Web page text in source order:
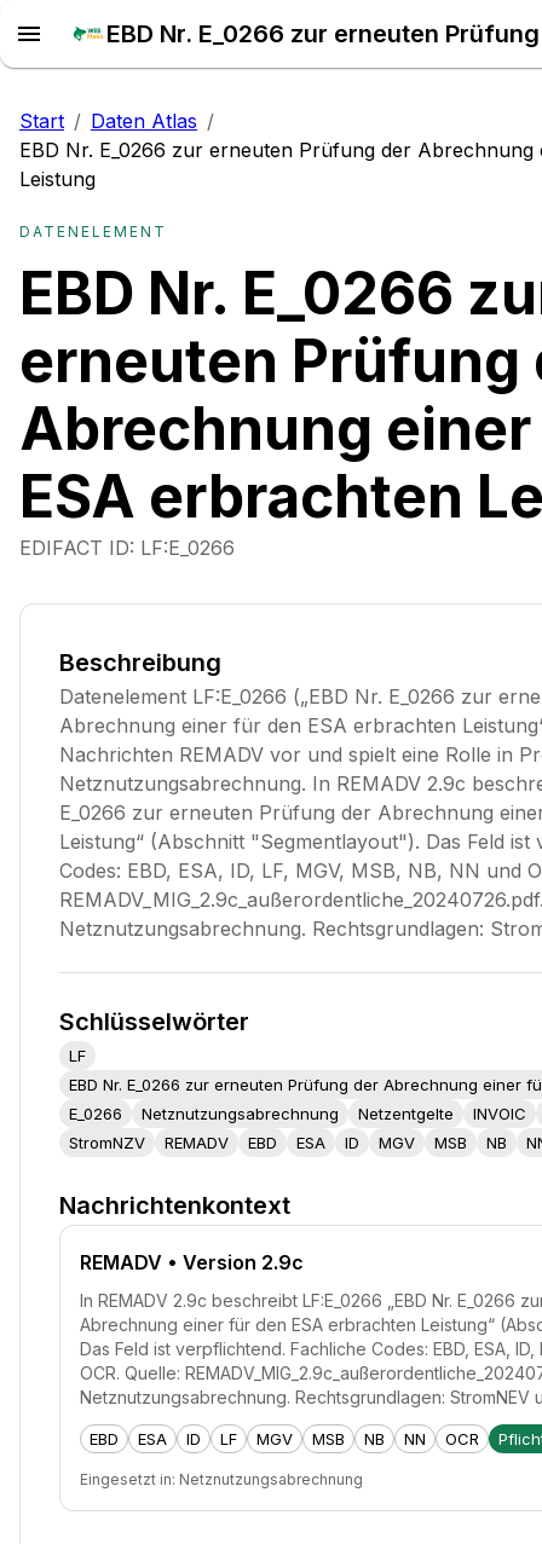
Start / Daten Atlas /
EBD Nr. E_0266 zur erneuten Prüfung der
Leistung
DATENELEMENT
EBD Nr. E_0266
erneuten Prüfung
Abrechnung
ESA erbrachten
EDIFACT ID: LF:E_0266
Beschreibung
Datenelement LF:E_0266 („EBD Nr. E_0266 zur
Abrechnung einer für den ESA erbrachten
Nachrichten REMADV vor und spielt eine Rolle in
Netznutzungsabrechnung. In REMADV 2.9c
E_0266 zur erneuten Prüfung der Abrechnung
Leistung“ (Abschnitt "Segmentlayout"). Das Feld
Codes: EBD, ESA, ID, LF, MGV, MSB, NB, NN und
Netznutzungsabrechnung. Rechtsgrundlagen:
Schlüsselwörter
LF
EBD Nr. E_0266 zur erneuten Prüfung der Abrechnung einer
E_0266
Netznutzungsabrechnung Netzentgelte
INVOIC
StromNZV
REMADV EBD ESA ID MGV MSB NB
Nachrichtenkontext
REMADV • Version 2.9c
In REMADV 2.9c beschreibt LF:E_0266 „EBD Nr. E_0266
Abrechnung einer für den ESA erbrachten Leistung“
Das Feld ist verpflichtend. Fachliche Codes: EBD, ESA, ID,
OCR. Quelle:
Netznutzungsabrechnung. Rechtsgrundlagen: StromNEV
EBD ESA ID LF MGV MSB NB NN OCR
Eingesetzt in: Netznutzungsabrechnung